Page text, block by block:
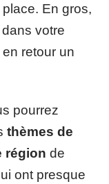
En gros,
votre
retour un
pourrez
thèmes de
région de
ont presque